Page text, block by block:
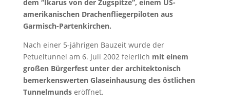
dem “Ikarus von der Zugspitze”, einem US-
amerikanischen Drachenfliegerpiloten aus
Garmisch-Partenkirchen.
Nach einer 5-jährigen Bauzeit wurde der
Petueltunnel am 6. Juli 2002 feierlich mit einem
großen Bürgerfest unter der architektonisch
bemerkenswerten Glaseinhausung des östlichen
Tunnelmunds eröffnet.